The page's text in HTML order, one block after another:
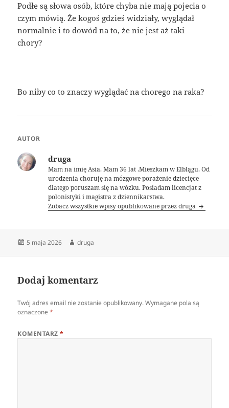
Podłe są słowa osób, które chyba nie mają pojecia o
czym mówią. Że kogoś gdzieś widziały, wyglądał
normalnie i to dowód na to, że nie jest aż taki
chory?
Bo niby co to znaczy wyglądać na chorego na raka?
AUTOR
druga
Mam na imię Asia. Mam 36 lat .Mieszkam w Elblągu. Od
urodzenia choruję na mózgowe porażenie dziecięce
dlatego poruszam się na wózku. Posiadam licencjat z
polonistyki i magistra z dziennikarstwa.
Zobacz wszystkie wpisy opublikowane przez druga
Data
5 maja 2026 Autor
druga
Dodaj komentarz
Twój adres email nie zostanie opublikowany. Wymagane pola są
oznaczone*
KOMENTARZ*